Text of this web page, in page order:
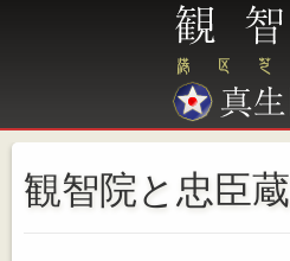
観智院と忠臣蔵